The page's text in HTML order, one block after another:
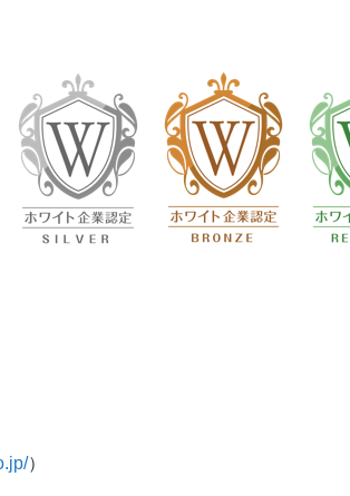
）